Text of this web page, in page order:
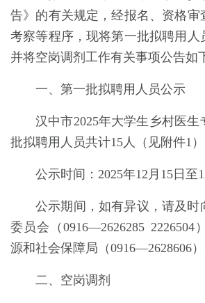
告》的有关规定，经报名、资格审
考察等程序，现将第一批拟聘用人
并将空岗调剂工作有关事项公告如
一、第一批拟聘用人员公示
汉中市2025年大学生乡村医生
批拟聘用人员共计15人（见附件1）
公示时间：2025年12月15 日至
公示期间，如有异议，请及时
委员会（0916—2626285 2226504
源和社会保障局（0916—2628606）
二、空岗调剂